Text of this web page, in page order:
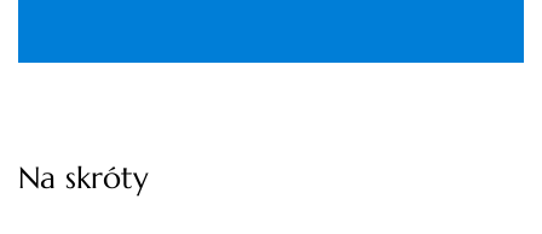
Na skróty